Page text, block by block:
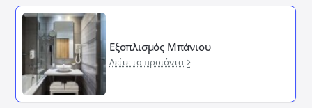
Εξοπλισμός Μπάνιου
Δείτε τα προιόντα